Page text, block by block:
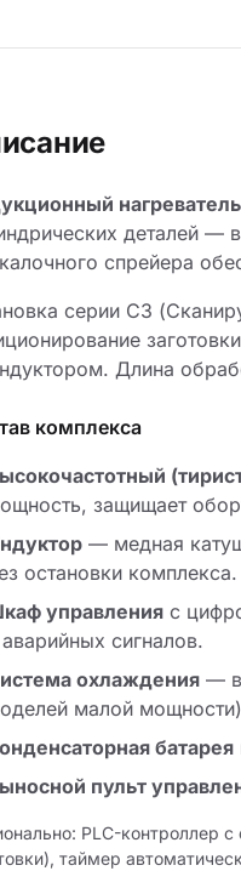
деталей —
спрейера
серии СЗ
Длина
комплекса
защищает
— медная
остановки комплекса.
управления с
сигналов.
охлаждения —
малой
батарея
пульт
PLC-контроллер
таймер